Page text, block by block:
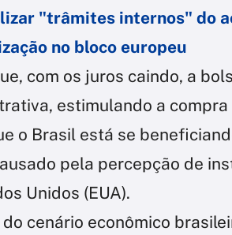
"trâmites internos" do
no bloco europeu
com os juros caindo, a
estimulando a
o Brasil está se
pela percepção de
Unidos (EUA).
cenário econômico